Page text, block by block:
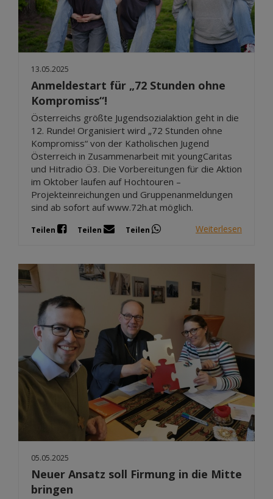
Jan 2026
Dez 2025
Nov 2025
13.05.2025
Anmeldestart für „72 Stunden ohne
Kompromiss“!
Österreichs größte Jugendsozialaktion geht in die
12. Runde! Organisiert wird „72 Stunden ohne
Kompromiss“ von der Katholischen Jugend
Österreich in Zusammenarbeit mit youngCaritas
und Hitradio Ö3. Die Vorbereitungen für die Aktion
im Oktober laufen auf Hochtouren –
Projekteinreichungen und Gruppenanmeldungen
sind ab sofort auf www.72h.at möglich.
Teilen Teilen Teilen Weiterlesen
05.05.2025
Neuer Ansatz soll Firmung in die Mitte
bringen